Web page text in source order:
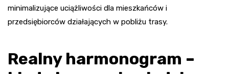
minimalizujące uciążliwości dla mieszkańców i
przedsiębiorców działających w pobliżu trasy.
Realny harmonogram –